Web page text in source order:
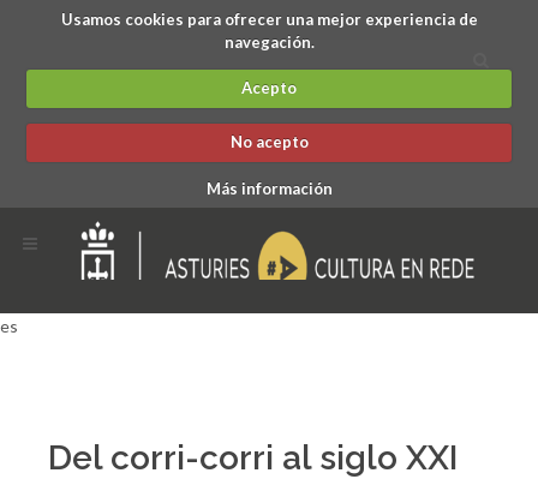
Usamos cookies para ofrecer una mejor experiencia de
navegación.
Acepto
No acepto
Más información
es
Del corri-corri al siglo XXI